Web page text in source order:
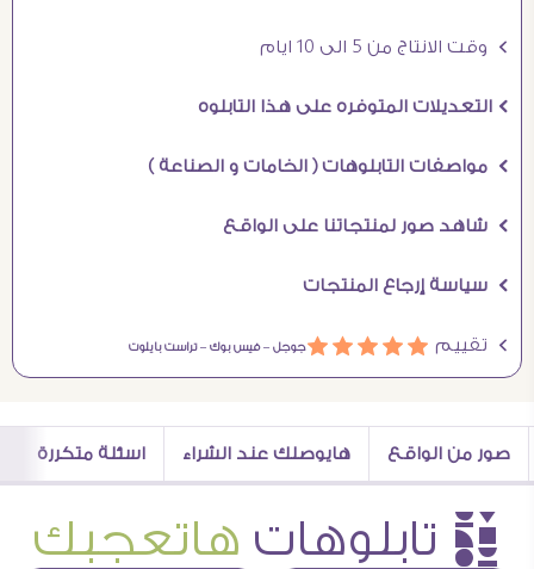
Ö وقت الانتاج من 5 الى 10 ايام
Ö التعديلات المتوفره على هذا التابلوه
Ö مواصفات التابلوهات ( الخامات و الصناعة )
Ö شاهد صور لمنتجاتنا على الواقع
Ö سياسة إرجاع المنتجات
Ö تقييم áááááجوجل –فيس بوك –تراست بايلوت
صور من الواقع هايوصلك عند الشراء اسئلة متكررة
è تابلوهات هاتعجبك